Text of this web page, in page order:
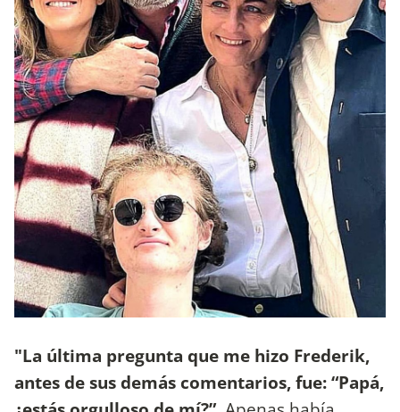
"La última pregunta que me hizo Frederik,
antes de sus demás comentarios, fue: “Papá,